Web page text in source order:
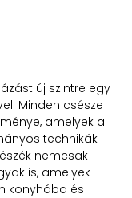
új szintre egy
Minden csésze
amelyek a
technikák
nemcsak
is, amelyek
konyhába és